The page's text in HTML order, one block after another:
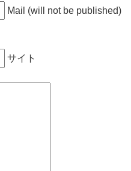
Mail (will not be published)
サイト